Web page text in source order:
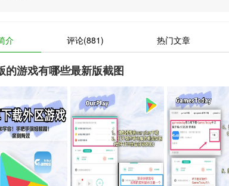
介 评论(881) 热门文章
的游戏有哪些最新版截图